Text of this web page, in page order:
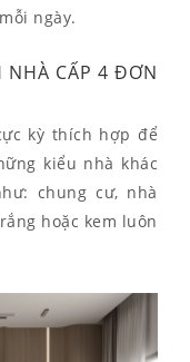
ngày.
NHÀ CẤP 4 ĐƠN
kỳ thích hợp để
kiểu nhà khác
chung cư, nhà
hoặc kem luôn